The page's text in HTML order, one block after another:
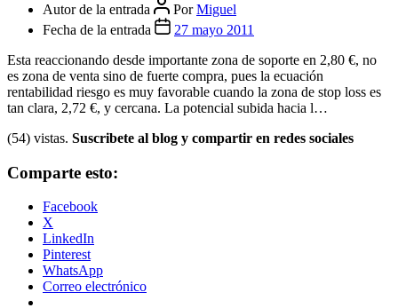
Autor de la entrada PorMiguel
Fecha de la entrada
27 mayo 2011
Esta reaccionando desde importante zona de soporte en 2,80 €, no
es zona de venta sino de fuerte compra, pues la ecuación
rentabilidad riesgo es muy favorable cuando la zona de stop loss es
tan clara, 2,72 €, y cercana. La potencial subida hacia l…
(54) vistas. Suscribete al blog y compartir en redes sociales
Comparte esto:
Facebook
X
LinkedIn
Pinterest
WhatsApp
Correo electrónico